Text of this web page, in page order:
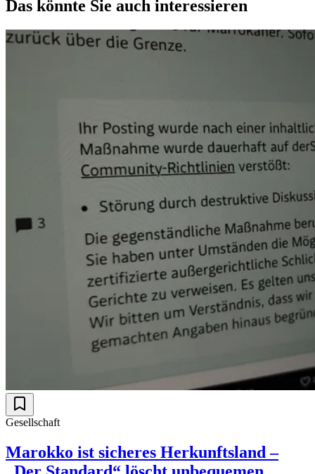
Das könnte Sie auch interessieren
Gesellschaft
Marokko ist sicheres Herkunftsland –